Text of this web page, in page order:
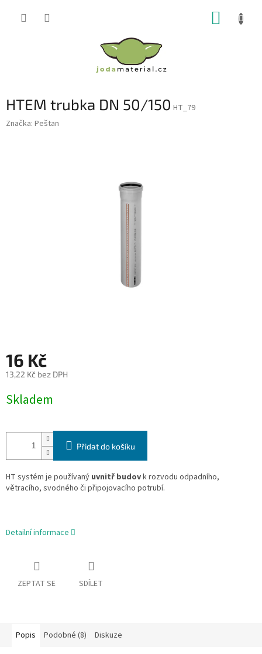
HTEM trubka DN 50/150 HT_79
Značka: Peštan
16 Kč
13,22 Kč bez DPH
cena:
Skladem
Přidat do košíku
HT systém je používaný uvnitř budovk rozvodu odpadního,
větracího, svodného či připojovacího potrubí.
Detailní informace
ZEPTAT SE SDÍLET
Popis Podobné (8) Diskuze